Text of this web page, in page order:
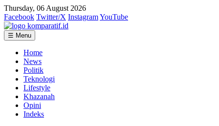
Thursday, 06 August 2026
Facebook Twitter/X InstagramYouTube
☰ Menu
Home
News
Politik
Teknologi
Lifestyle
Khazanah
Opini
Indeks